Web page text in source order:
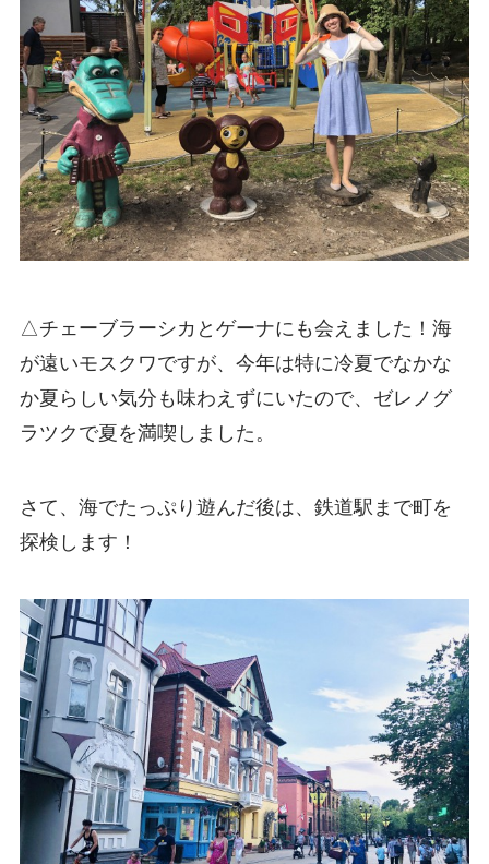
△チェーブラーシカとゲーナにも会えました！海
が遠いモスクワですが、今年は特に冷夏でなかな
か夏らしい気分も味わえずにいたので、ゼレノグ
ラツクで夏を満喫しました。
さて、海でたっぷり遊んだ後は、鉄道駅まで町を
探検します！